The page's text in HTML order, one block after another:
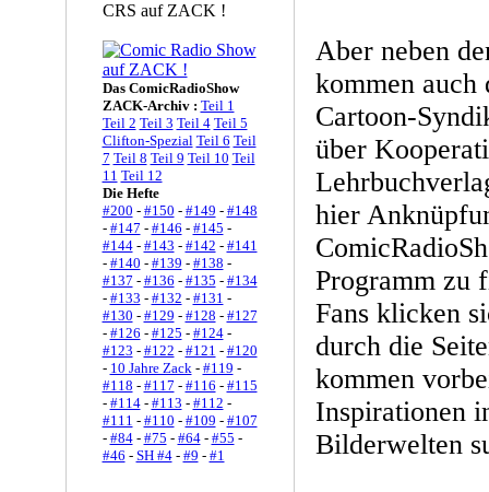
CRS auf ZACK !
Das ComicRadioShow
ZACK-Archiv : Teil 1
Teil 2 Teil 3 Teil 4 Teil 5
Clifton-Spezial Teil 6 Teil
7 Teil 8 Teil 9 Teil 10 Teil
11 Teil 12
Die Hefte
#200 - #150 - #149 - #148
- #147 - #146 - #145 -
#144- #143 - #142 - #141
- #140 - #139 - #138 -
#137 - #136 - #135 - #134
- #133 - #132 - #131 -
#130 - #129 - #128 - #127
- #126 - #125 - #124-
#123 - #122 - #121 - #120
- 10 Jahre Zack- #119 -
#118 - #117 - #116 - #115
- #114- #113 - #112 -
#111 - #110 - #109 - #107
- #84- #75 - #64- #55 -
#46 - SH #4- #9 - #1
Aber neben
kommen auch
Cartoon-
über
hier
Programm zu
Fans klicken
durch die
kommen
Inspirationen
Bilderwelten